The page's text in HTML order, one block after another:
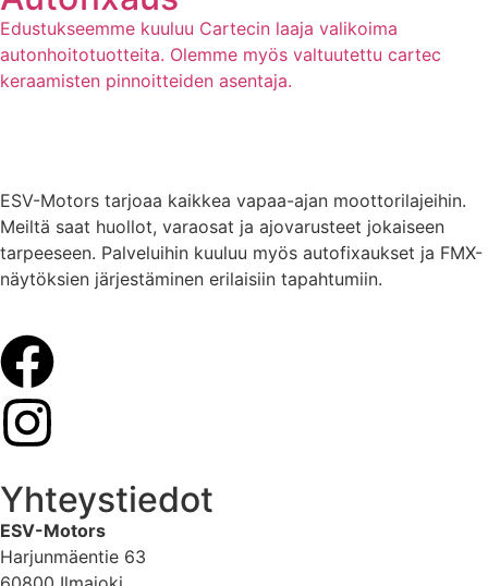
Edustukseemme kuuluu Cartecin laaja valikoima
autonhoitotuotteita. Olemme myös valtuutettu cartec
keraamisten pinnoitteiden asentaja.
ESV-Motors tarjoaa kaikkea vapaa-ajan moottorilajeihin.
Meiltä saat huollot, varaosat ja ajovarusteet jokaiseen
tarpeeseen. Palveluihin kuuluu myös autofixaukset ja FMX-
näytöksien järjestäminen erilaisiin tapahtumiin.
Yhteystiedot
ESV-Motors
Harjunmäentie 63